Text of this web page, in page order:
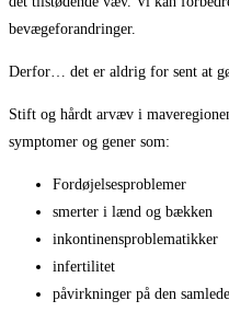
bevægeforandringer.
Derfor… det er aldrig for sent at
Stift og hårdt arvæv i
symptomer og gener som:
Fordøjelsesproblemer
smerter i lænd og bækken
inkontinensproblematikker
infertilitet
påvirkninger på den